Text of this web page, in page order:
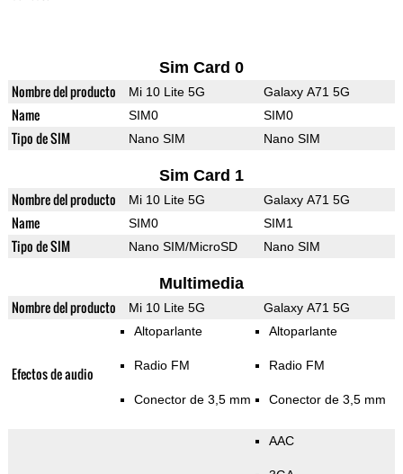
Sim Card 0
Nombre del producto Mi 10 Lite 5G Galaxy A71 5G
Name SIM0 SIM0
Tipo de SIM Nano SIM Nano SIM
Sim Card 1
Nombre del producto Mi 10 Lite 5G Galaxy A71 5G
Name SIM0 SIM1
Tipo de SIM Nano SIM/MicroSD Nano SIM
Multimedia
Nombre del producto Mi 10 Lite 5G Galaxy A71 5G
Efectos de audio
Altoparlante
Radio FM
Conector de 3,5 mm
Altoparlante
Radio FM
Conector de 3,5 mm
AAC